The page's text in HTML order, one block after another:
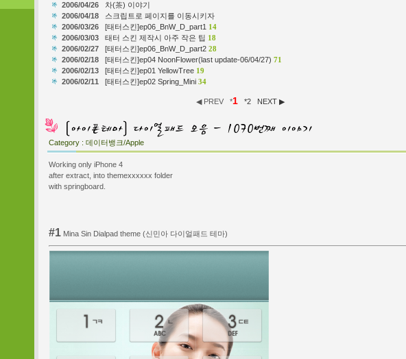
2006/04/26
차(茶) 이야기
2006/04/18
스크립트로 페이지를 이동시키자
2006/03/26
[태터스킨]ep06_BnW_D_part1 14
2006/03/03
태터 스킨 제작시 아주 작은 팁 18
2006/02/27
[태터스킨]ep06_BnW_D_part2 28
2006/02/18
[태터스킨]ep04 NoonFlower(last update-06/04/27) 71
2006/02/13
[태터스킨]ep01 YellowTree 19
2006/02/11
[태터스킨]ep02 Spring_Mini 34
◀ PREV *1 *2 NEXT ▶
Category : 데이터뱅크/Apple
Working only iPhone 4
after extract, into themexxxxxx folder
with springboard.
#1 Mina Sin Dialpad theme (신민아 다이얼패드 테마)